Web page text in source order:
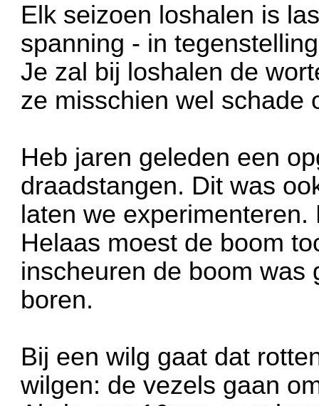
Elk seizoen loshalen is
spanning - in
Je zal bij loshalen de
ze misschien wel schade
Heb jaren geleden een
draadstangen. Dit was
laten we
Helaas moest de boom
inscheuren de boom was
boren.
Bij een wilg gaat dat
wilgen: de vezels gaan